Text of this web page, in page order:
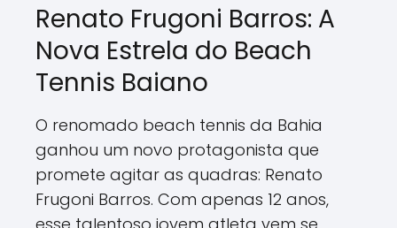
Renato Frugoni Barros: A
Nova Estrela do Beach
Tennis Baiano
O renomado beach tennis da Bahia
ganhou um novo protagonista que
promete agitar as quadras: Renato
Frugoni Barros. Com apenas 12 anos,